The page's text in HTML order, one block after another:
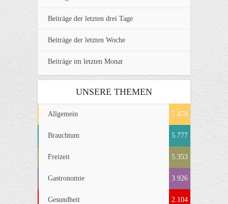
Beiträge der letzten drei Tage
Beiträge der letzten Woche
Beiträge im letzten Monat
UNSERE THEMEN
Allgemein 7.478
Brauchtum 5.777
Freizeit 5.353
Gastronomie 3.926
Gesundheit 2.104